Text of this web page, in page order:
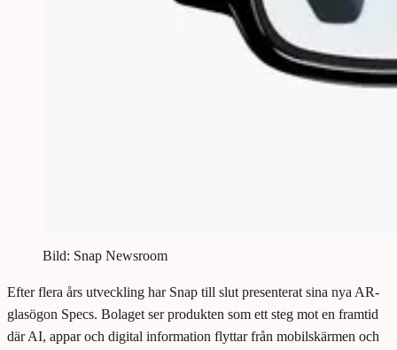
Bild: Snap Newsroom
Efter flera års utveckling har Snap till slut presenterat sina nya AR-
glasögon Specs. Bolaget ser produkten som ett steg mot en framtid
där AI, appar och digital information flyttar från mobilskärmen och